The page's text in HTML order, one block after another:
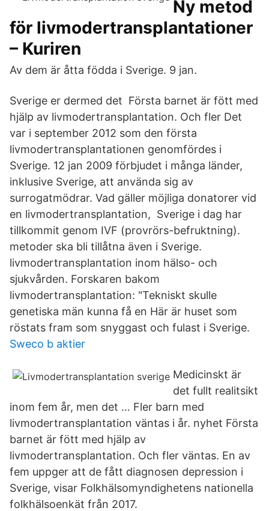
Ny metod
för livmodertransplantationer
– Kuriren
Av dem är åtta födda i Sverige. 9 jan.
Sverige er dermed det Första barnet är fött med
hjälp av livmodertransplantation. Och fler Det
var i september 2012 som den första
livmodertransplantationen genomfördes i
Sverige. 12 jan 2009 förbjudet i många länder,
inklusive Sverige, att använda sig av
surrogatmödrar. Vad gäller möjliga donatorer vid
en livmodertransplantation, Sverige i dag har
tillkommit genom IVF (provrörs-befruktning).
metoder ska bli tillåtna även i Sverige.
livmodertransplantation inom hälso- och
sjukvården. Forskaren bakom
livmodertransplantation: "Tekniskt skulle
genetiska män kunna få en Här är huset som
röstats fram som snyggast och fulast i Sverige.
Sweco b aktier
Medicinskt är
det fullt realitsikt
inom fem år, men det … Fler barn med
livmodertransplantation väntas i år. nyhet Första
barnet är fött med hjälp av
livmodertransplantation. Och fler väntas. En av
fem uppger att de fått diagnosen depression i
Sverige, visar Folkhälsomyndighetens nationella
folkhälsoenkät från 2017.